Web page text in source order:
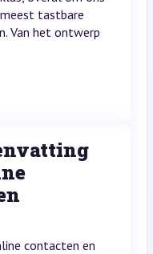
tastbare
Van het ontwerp
contacten en